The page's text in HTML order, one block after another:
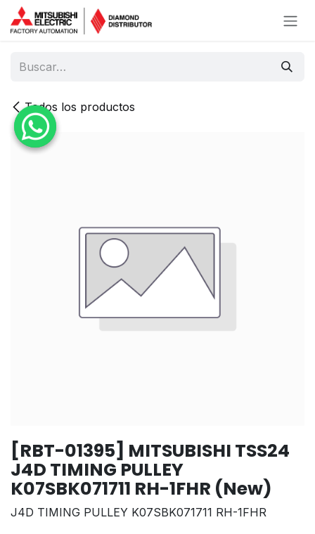
Ir al contenido
Todos los productos
[RBT-01395] MITSUBISHI TSS24
J4D TIMING PULLEY
K07SBK071711 RH-1FHR (New)
J4D TIMING PULLEY K07SBK071711 RH-1FHR